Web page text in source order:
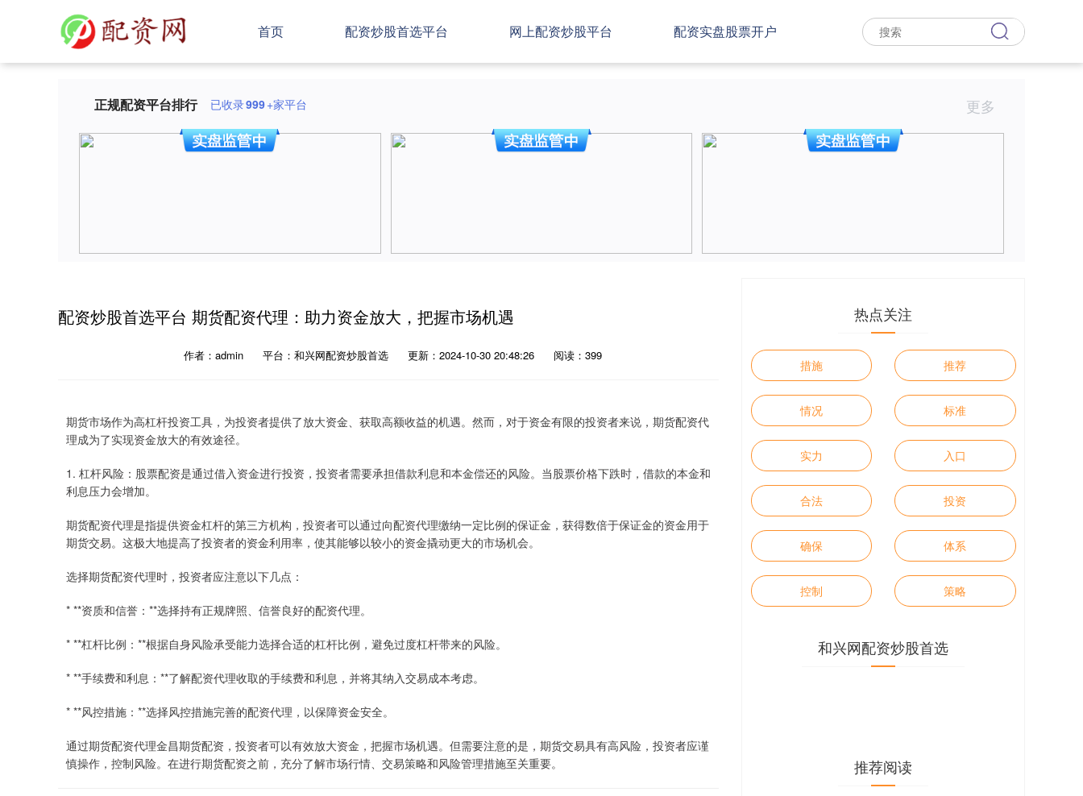
首页 配资炒股首选平台 网上配资炒股平台 配资实盘股票开户
正规配资平台排行 已收录999+家平台 更多
配资炒股首选平台 期货配资代理：助力资金放大，把握市场机遇
作者：admin 平台：和兴网配资炒股首选 更新：2024-10-30 20:48:26 阅读：399
期货市场作为高杠杆投资工具，为投资者提供了放大资金、获取高额收益的机遇。然而，对于资金有限的投资者来说，期货配资代
理成为了实现资金放大的有效途径。
1. 杠杆风险：股票配资是通过借入资金进行投资，投资者需要承担借款利息和本金偿还的风险。当股票价格下跌时，借款的本金和
利息压力会增加。
期货配资代理是指提供资金杠杆的第三方机构，投资者可以通过向配资代理缴纳一定比例的保证金，获得数倍于保证金的资金用于
期货交易。这极大地提高了投资者的资金利用率，使其能够以较小的资金撬动更大的市场机会。
选择期货配资代理时，投资者应注意以下几点：
* **资质和信誉：**选择持有正规牌照、信誉良好的配资代理。
* **杠杆比例：**根据自身风险承受能力选择合适的杠杆比例，避免过度杠杆带来的风险。
* **手续费和利息：**了解配资代理收取的手续费和利息，并将其纳入交易成本考虑。
* **风控措施：**选择风控措施完善的配资代理，以保障资金安全。
通过期货配资代理金昌期货配资，投资者可以有效放大资金，把握市场机遇。但需要注意的是，期货交易具有高风险，投资者应谨
慎操作，控制风险。在进行期货配资之前，充分了解市场行情、交易策略和风险管理措施至关重要。
热点关注
措施 推荐
情况 标准
实力 入口
合法 投资
确保 体系
控制 策略
和兴网配资炒股首选
推荐阅读